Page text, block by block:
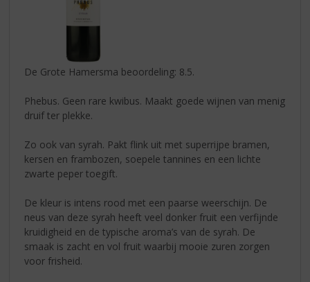
De Grote Hamersma beoordeling: 8.5.
Phebus. Geen rare kwibus. Maakt goede wijnen van menig
druif ter plekke.
Zo ook van syrah. Pakt flink uit met superrijpe bramen,
kersen en frambozen, soepele tannines en een lichte
zwarte peper toegift.
De kleur is intens rood met een paarse weerschijn. De
neus van deze syrah heeft veel donker fruit een verfijnde
kruidigheid en de typische aroma’s van de syrah. De
smaak is zacht en vol fruit waarbij mooie zuren zorgen
voor frisheid.